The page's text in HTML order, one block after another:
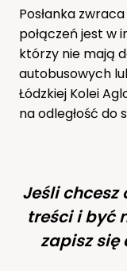
Posłanka
połączeń jest w
którzy nie mają
autobusowych
Łódzkiej Kolei
na odległość do
Jeśli
treści i być
zapisz się